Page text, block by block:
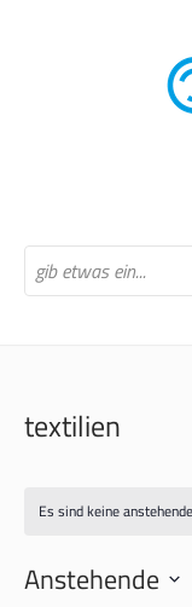
textilien
Es sind keine
Anstehende